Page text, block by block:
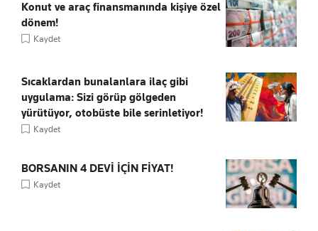
Konut ve araç finansmanında kişiye özel
dönem!
Kaydet
Sıcaklardan bunalanlara ilaç gibi
uygulama: Sizi görüp gölgeden
yürütüyor, otobüste bile serinletiyor!
Kaydet
BORSANIN 4 DEVİ İÇİN FİYAT!
Kaydet